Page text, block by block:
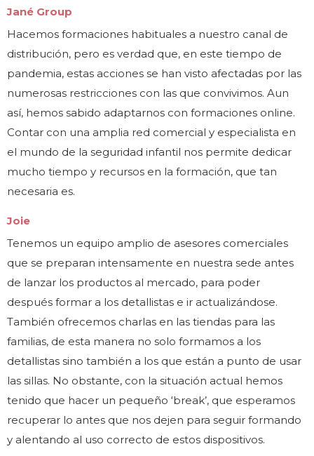
Jané Group
Hacemos formaciones habituales a nuestro canal de
distribución, pero es verdad que, en este tiempo de
pandemia, estas acciones se han visto afectadas por las
numerosas restricciones con las que convivimos. Aun
así, hemos sabido adaptarnos con formaciones online.
Contar con una amplia red comercial y especialista en
el mundo de la seguridad infantil nos permite dedicar
mucho tiempo y recursos en la formación, que tan
necesaria es.
Joie
Tenemos un equipo amplio de asesores comerciales
que se preparan intensamente en nuestra sede antes
de lanzar los productos al mercado, para poder
después formar a los detallistas e ir actualizándose.
También ofrecemos charlas en las tiendas para las
familias, de esta manera no solo formamos a los
detallistas sino también a los que están a punto de usar
las sillas. No obstante, con la situación actual hemos
tenido que hacer un pequeño ‘break’, que esperamos
recuperar lo antes que nos dejen para seguir formando
y alentando al uso correcto de estos dispositivos.